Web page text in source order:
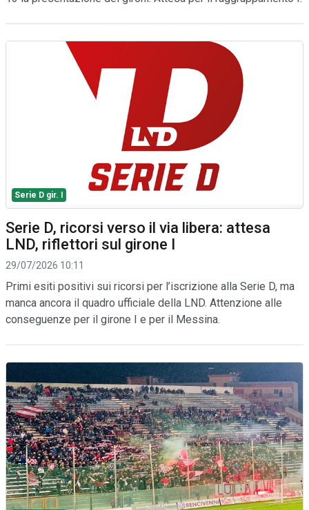
Serie D gir. I
Serie D, ricorsi verso il via libera: attesa
LND, riflettori sul girone I
29/07/2026 10:11
Primi esiti positivi sui ricorsi per l’iscrizione alla Serie D, ma
manca ancora il quadro ufficiale della LND. Attenzione alle
conseguenze per il girone I e per il Messina.